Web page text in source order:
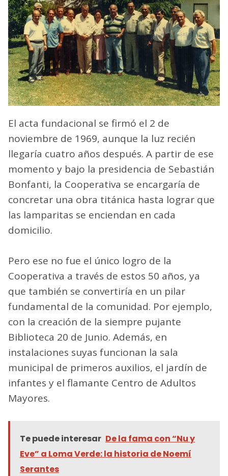
El acta fundacional se firmó el 2 de
noviembre de 1969, aunque la luz recién
llegaría cuatro años después. A partir de ese
momento y bajo la presidencia de Sebastián
Bonfanti, la Cooperativa se encargaría de
concretar una obra titánica hasta lograr que
las lamparitas se enciendan en cada
domicilio.
Pero ese no fue el único logro de la
Cooperativa a través de estos 50 años, ya
que también se convertiría en un pilar
fundamental de la comunidad. Por ejemplo,
con la creación de la siempre pujante
Biblioteca 20 de Junio. Además, en
instalaciones suyas funcionan la sala
municipal de primeros auxilios, el jardín de
infantes y el flamante Centro de Adultos
Mayores.
Te puede interesar De la fama con “Nu y
Eve” a Loma Verde: la historia de Noemí
Serantes